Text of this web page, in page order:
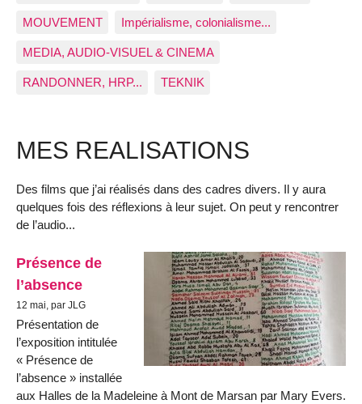
MOUVEMENT Impérialisme, colonialisme...
MEDIA, AUDIO-VISUEL & CINEMA
RANDONNER, HRP... TEKNIK
MES REALISATIONS
Des films que j’ai réalisés dans des cadres divers. Il y aura
quelques fois des réflexions à leur sujet. On peut y rencontrer
de l’audio...
Présence de
l’absence
12 mai, par JLG
Présentation de
l’exposition intitulée
« Présence de
l’absence » installée
aux Halles de la Madeleine à Mont de Marsan par Mary Evers.